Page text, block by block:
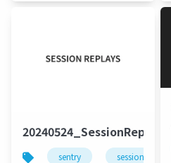
20240524_SessionReplays
sentry session replay